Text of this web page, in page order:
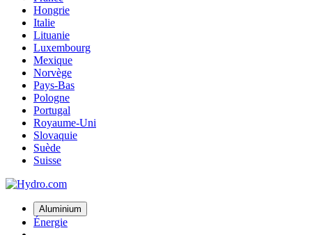
Hongrie
Italie
Lituanie
Luxembourg
Mexique
Norvège
Pays-Bas
Pologne
Portugal
Royaume-Uni
Slovaquie
Suède
Suisse
Aluminium
Énergie